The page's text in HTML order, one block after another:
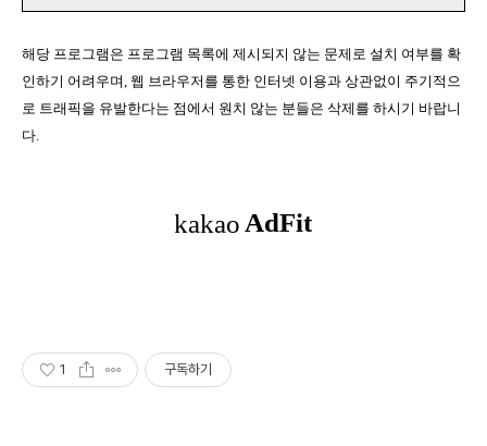
해당 프로그램은 프로그램 목록에 제시되지 않는 문제로 설치 여부를 확
인하기 어려우며, 웹 브라우저를 통한 인터넷 이용과 상관없이 주기적으
로 트래픽을 유발한다는 점에서 원치 않는 분들은 삭제를 하시기 바랍니
다.
1 구독하기